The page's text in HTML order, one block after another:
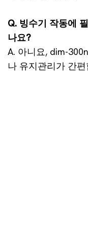
Q. 빙수기 작동에
나요?
A. 아니요, dim-
나 유지관리가 간